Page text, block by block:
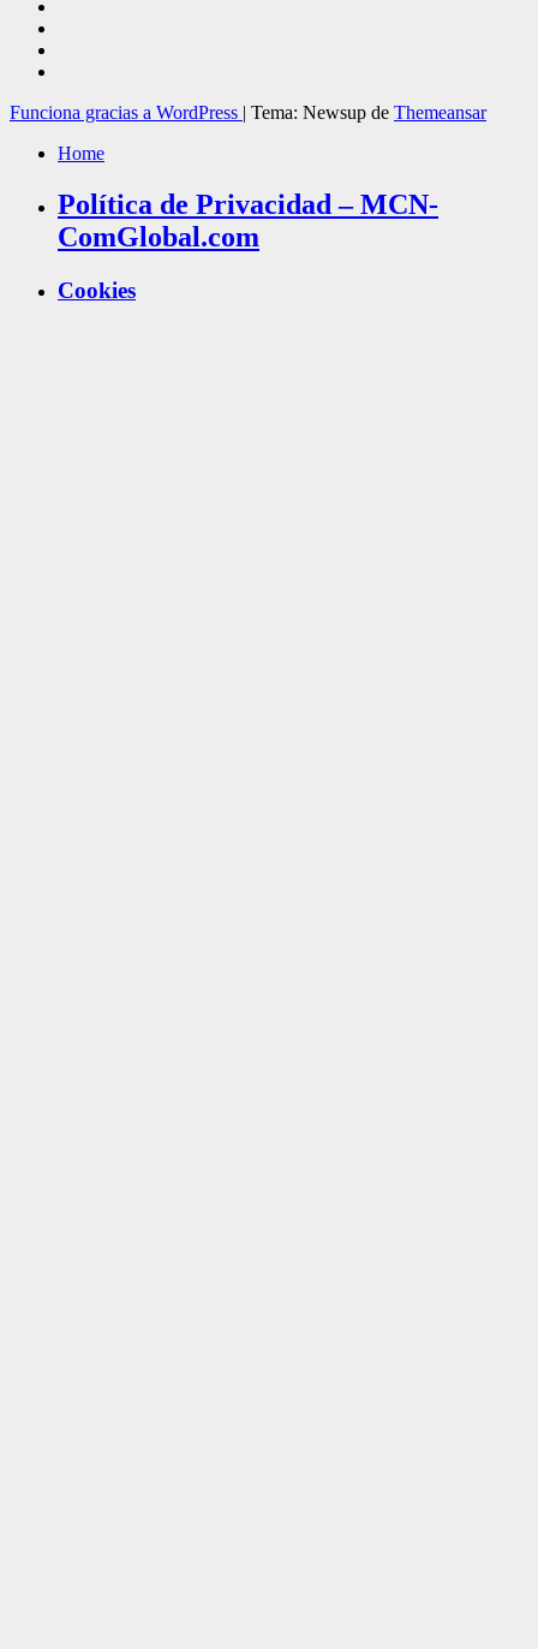
Funciona gracias a WordPress Tema: Newsup de Themeansar
Home
Política de Privacidad – MCN-
ComGlobal.com
Cookies